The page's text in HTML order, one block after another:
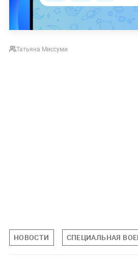
Татьяна Миссуми
НОВОСТИ СПЕЦИАЛЬНАЯ